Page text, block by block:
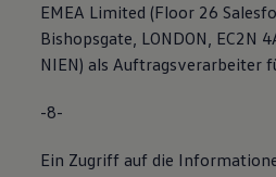
EMEA Limited (Floor 26
Bishopsgate, LONDON, EC2N
NIEN) als Auftragsverarbeiter
-8-
Ein Zugriff auf die